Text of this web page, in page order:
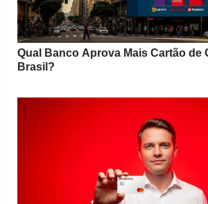
Qual Banco Aprova Mais Cartão de
Brasil?